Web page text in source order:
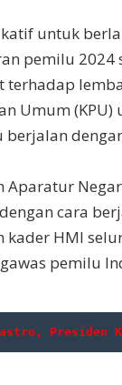
untuk
pemilu
terhadap
Umum
Aparatur
cara
HMI
pemilu
Presiden